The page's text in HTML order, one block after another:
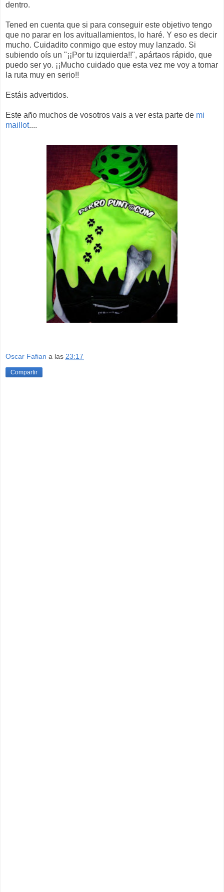
dentro.
Tened en cuenta que si para conseguir este objetivo tengo
que no parar en los avituallamientos, lo haré. Y eso es decir
mucho. Cuidadito conmigo que estoy muy lanzado. Si
subiendo oís un "¡¡Por tu izquierda!!", apártaos rápido, que
puedo ser yo. ¡¡Mucho cuidado que esta vez me voy a tomar
la ruta muy en serio!!
Estáis advertidos.
Este año muchos de vosotros vais a ver esta parte de mi
maillot....
Oscar Fafian a las 23:17
Compartir